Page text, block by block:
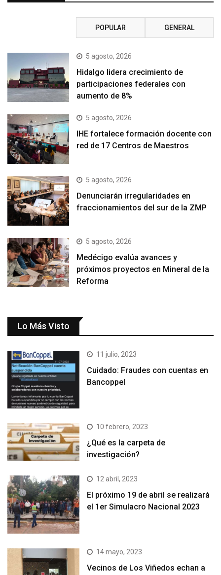
POPULAR GENERAL
5 agosto, 2026
Hidalgo lidera crecimiento de
participaciones federales con
aumento de 8%
5 agosto, 2026
IHE fortalece formación docente con
red de 17 Centros de Maestros
5 agosto, 2026
Denunciarán irregularidades en
fraccionamientos del sur de la ZMP
5 agosto, 2026
Medécigo evalúa avances y
próximos proyectos en Mineral de la
Reforma
Lo Más Visto
11 julio, 2023
Cuidado: Fraudes con cuentas en
Bancoppel
10 febrero, 2023
¿Qué es la carpeta de
investigación?
12 abril, 2023
El próximo 19 de abril se realizará
el 1er Simulacro Nacional 2023
14 mayo, 2023
Vecinos de Los Viñedos echan a